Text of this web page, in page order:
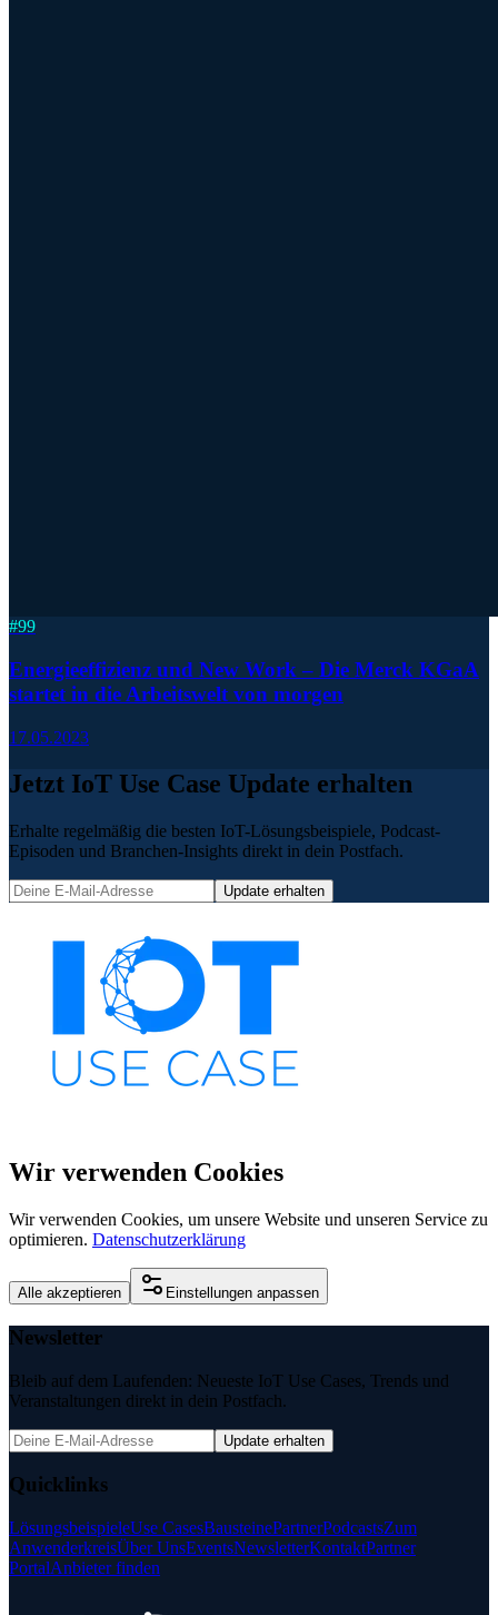
#99
Energieeffizienz und New Work – Die Merck KGaA
startet in die Arbeitswelt von morgen
17.05.2023
Jetzt IoT Use Case Update erhalten
Erhalte regelmäßig die besten IoT-Lösungsbeispiele, Podcast-
Episoden und Branchen-Insights direkt in dein Postfach.
Update erhalten
Wir verwenden Cookies
Wir verwenden Cookies, um unsere Website und unseren Service zu
optimieren. Datenschutzerklärung
Alle akzeptieren Einstellungen anpassen
Newsletter
Bleib auf dem Laufenden: Neueste IoT Use Cases, Trends und
Veranstaltungen direkt in dein Postfach.
Update erhalten
Quicklinks
LösungsbeispieleUse CasesBausteinePartnerPodcastsZum
AnwenderkreisÜber UnsEventsNewsletterKontaktPartner
PortalAnbieter finden